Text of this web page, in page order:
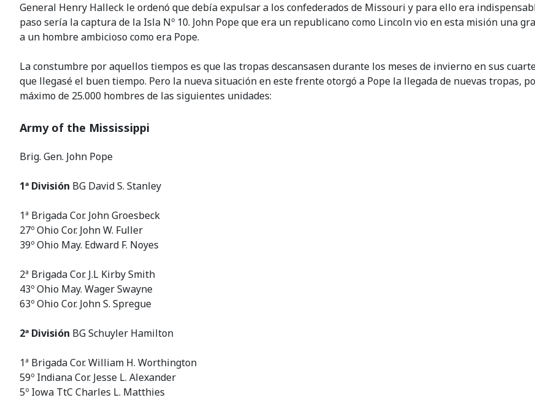
General Henry Halleck le ordenó que debía expulsar a los confederados de Missouri y para ello era
paso sería la captura de la Isla Nº 10. John Pope que era un republicano como Lincoln vio en esta misión una
a un hombre ambicioso como era Pope.
La constumbre por aquellos tiempos es que las tropas descansasen durante los meses de invierno en sus
que llegasé el buen tiempo. Pero la nueva situación en este frente otorgó a Pope la llegada de nuevas tropas,
máximo de 25.000 hombres de las siguientes unidades:
Army of the Mississippi
Brig. Gen. John Pope
1ª División BG David S. Stanley
1ª Brigada Cor. John Groesbeck
27º Ohio Cor. John W. Fuller
39º Ohio May. Edward F. Noyes
2ª Brigada Cor. J.L Kirby Smith
43º Ohio May. Wager Swayne
63º Ohio Cor. John S. Spregue
2ª División BG Schuyler Hamilton
1ª Brigada Cor. William H. Worthington
59º Indiana Cor. Jesse L. Alexander
5º Iowa TtC Charles L. Matthies